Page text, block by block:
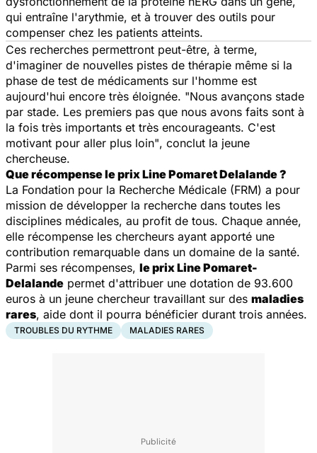
qui entraîne l'arythmie, et à trouver des outils pour
compenser chez les patients atteints.
Ces recherches permettront peut-être, à terme,
d'imaginer de nouvelles pistes de thérapie même si la
phase de test de médicaments sur l'homme est
aujourd'hui encore très éloignée. "Nous avançons stade
par stade. Les premiers pas que nous avons faits sont à
la fois très importants et très encourageants. C'est
motivant pour aller plus loin", conclut la jeune
chercheuse.
Que récompense le prix Line Pomaret Delalande ?
La Fondation pour la Recherche Médicale (FRM) a pour
mission de développer la recherche dans toutes les
disciplines médicales, au profit de tous. Chaque année,
elle récompense les chercheurs ayant apporté une
contribution remarquable dans un domaine de la santé.
Parmi ses récompenses, le prix Line Pomaret-
Delalande permet d'attribuer une dotation de 93.600
euros à un jeune chercheur travaillant sur des maladies
rares, aide dont il pourra bénéficier durant trois années.
TROUBLES DU RYTHME MALADIES RARES